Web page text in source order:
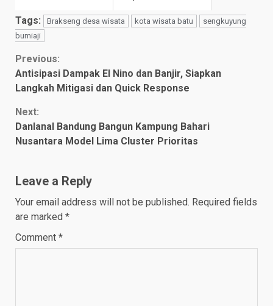
Tags: Brakseng desa wisata kota wisata batu
sengkuyung
bumiaji
Continue
Reading
Previous:
Antisipasi Dampak El Nino dan Banjir, Siapkan
Langkah Mitigasi dan Quick Response
Next:
Danlanal Bandung Bangun Kampung Bahari
Nusantara Model Lima Cluster Prioritas
Leave a Reply
Your email address will not be published. Required fields
are marked *
Comment *